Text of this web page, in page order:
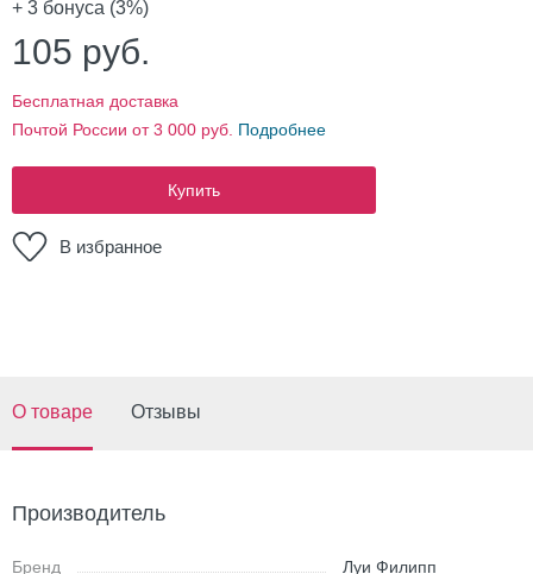
+ 3 бонуса (3%)
105 руб.
Бесплатная доставка
Почтой России от 3 000 руб. Подробнее
Купить
В избранное
О товаре Отзывы
Производитель
Бренд Луи Филипп